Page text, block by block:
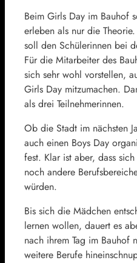
Beim Girls Day im Bauhof
erleben als nur die
soll den Schülerinnen bei
Für die Mitarbeiter des
sich sehr wohl vorstellen,
Girls Day mitzumachen.
als drei Teilnehmerinnen.
Ob die Stadt im nächsten
auch einen Boys Day
fest. Klar ist aber, dass
noch andere
würden.
Bis sich die Mädchen
lernen wollen, dauert es
nach ihrem Tag im Bauhof
weitere Berufe